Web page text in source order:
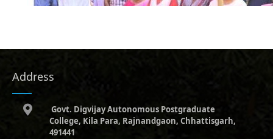
Address
Govt. Digvijay Autonomous Postgraduate
College, Kila Para, Rajnandgaon, Chhattisgarh,
491441